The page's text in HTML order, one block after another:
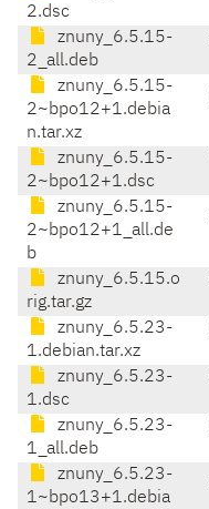
2.dsc
znuny_6.5.15-
2_all.deb
znuny_6.5.15-
2~bpo12+1.debia
n.tar.xz
znuny_6.5.15-
2~bpo12+1.dsc
znuny_6.5.15-
2~bpo12+1_all.de
b
znuny_6.5.15.o
rig.tar.gz
znuny_6.5.23-
1.debian.tar.xz
znuny_6.5.23-
1.dsc
znuny_6.5.23-
1_all.deb
znuny_6.5.23-
1~bpo13+1.debia